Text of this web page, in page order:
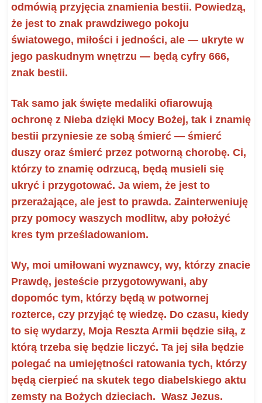
odmówią przyjęcia znamienia bestii. Powiedzą,
że jest to znak prawdziwego pokoju
światowego, miłości i jedności, ale — ukryte w
jego paskudnym wnętrzu — będą cyfry 666,
znak bestii.
Tak samo jak święte medaliki ofiarowują
ochronę z Nieba dzięki Mocy Bożej, tak i znamię
bestii przyniesie ze sobą śmierć — śmierć
duszy oraz śmierć przez potworną chorobę. Ci,
którzy to znamię odrzucą, będą musieli się
ukryć i przygotować. Ja wiem, że jest to
przerażające, ale jest to prawda. Zainterweniuję
przy pomocy waszych modlitw, aby położyć
kres tym prześladowaniom.
Wy, moi umiłowani wyznawcy, wy, którzy znacie
Prawdę, jesteście przygotowywani, aby
dopomóc tym, którzy będą w potwornej
rozterce, czy przyjąć tę wiedzę. Do czasu, kiedy
to się wydarzy, Moja Reszta Armii będzie siłą, z
którą trzeba się będzie liczyć. Ta jej siła będzie
polegać na umiejętności ratowania tych, którzy
będą cierpieć na skutek tego diabelskiego aktu
zemsty na Bożych dzieciach. Wasz Jezus.